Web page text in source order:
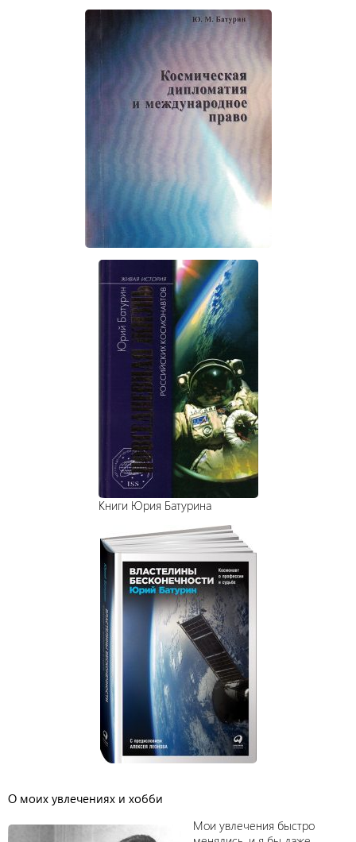
Книги Юрия Батурина
О моих увлечениях и хобби
Мои увлечения быстро